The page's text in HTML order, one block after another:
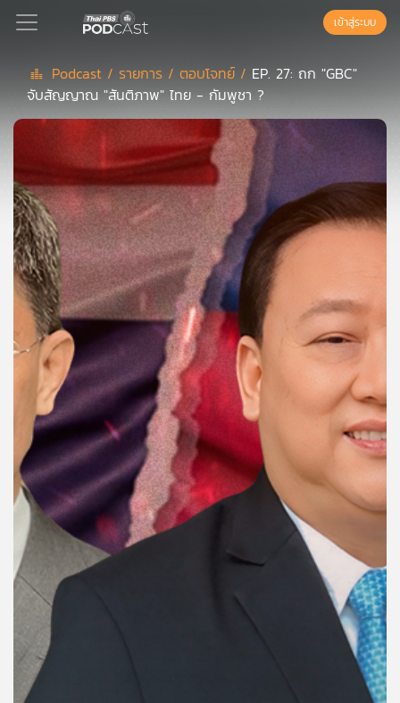
Podcast
ย์
ลิ
สต์
แนะนำ
เพล
ย์
ลิ
ของ
เพลง
บทความ
และ
กิจกรรม
เข้าสู่ระบบ
Podcast / รายการ /ตอบโจทย์ / EP. 27: ถก "GBC"
จับสัญญาณ "สันติภาพ" ไทย - กัมพูชา ?